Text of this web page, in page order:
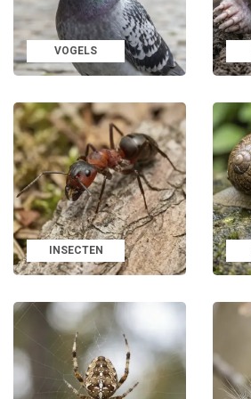
Naast bestrijding is preventie een essentieel
plaagbeheersing. Junai biedt daarom ook
weren of de leefomgeving onaantrekkelijk te
Insectengaas, afdichtingsmiddelen
ventilatiebescherming
Afdekzeilen, opslagbescherming
Stalhygiëneproducten en
vliegbreeding en bacteriegroei
Een combinatie van schoonhouden, weren
basis voor effectieve en duurzame
Voor elke gebruiker, elk dier
Of je nu pluimvee, paarden, knaagdieren,
houdt – ongedierte kan overal toeslaan.
ook
diersoortspecifieke producten
zoals
kippen, wormmiddelen voor schapen,
VOGELS
INSECTEN